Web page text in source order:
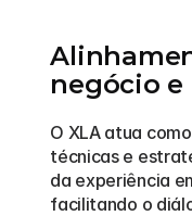
negócio
O XLA atua
técnicas e
da experiência
facilitando o